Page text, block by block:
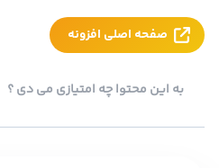
صفحه اصلی افزونه
به این محتوا چه امتیازی می دی ؟